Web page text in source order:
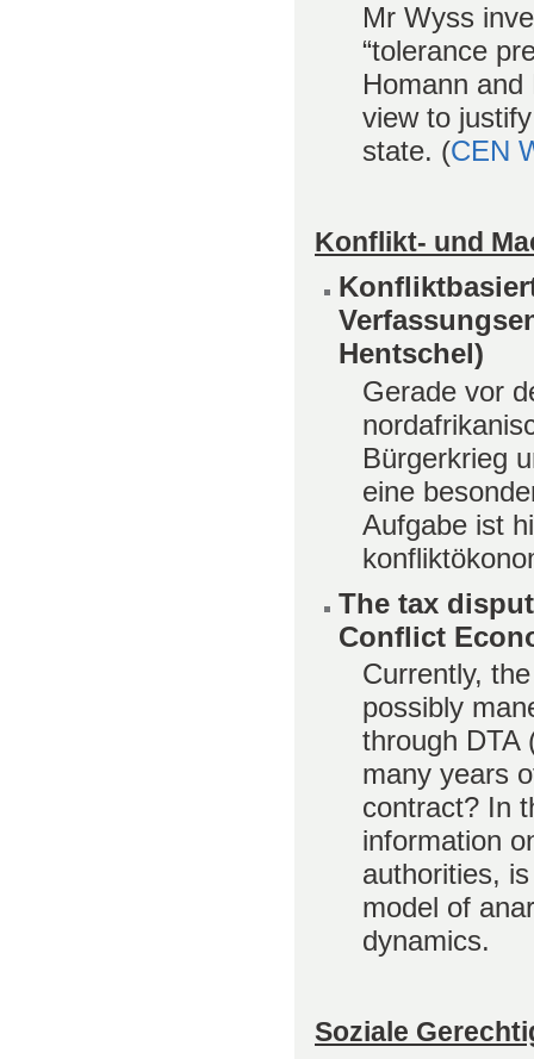
Mr Wyss
“tolerance
Homann
view to
state. (CEN
Konflikt- und
Hentschel)
Gerade vor
Bürgerkrieg
eine
Aufgabe ist
The tax
Conflict
Currently,
possibly
through DTA
many years
contract? In
information
authorities,
model of
dynamics.
Soziale